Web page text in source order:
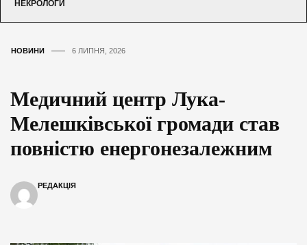
НЕКРОЛОГИ
НОВИНИ 6 ЛИПНЯ, 2026
Медичний центр Лука-
Мелешківської громади став
повністю енергонезалежним
РЕДАКЦІЯ